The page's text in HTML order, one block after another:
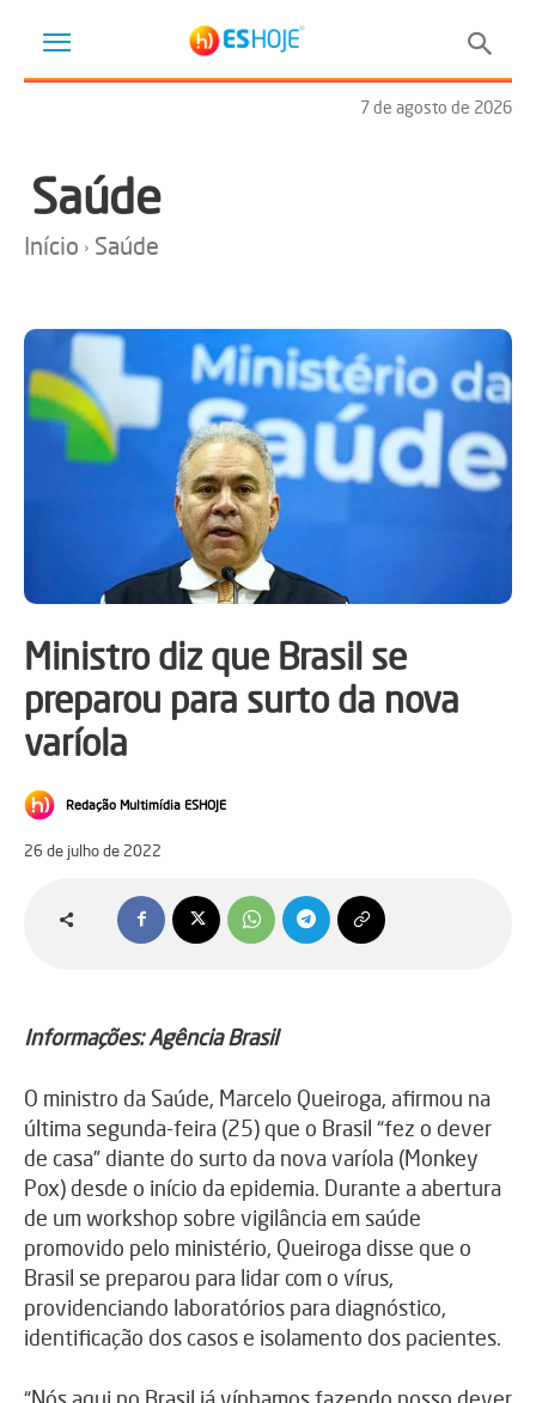
7 de agosto de 2026
Saúde
Início Saúde
Ministro diz que Brasil se
preparou para surto da nova
varíola
Redação Multimídia ESHOJE
26 de julho de 2022
Informações: Agência Brasil
O ministro da Saúde, Marcelo Queiroga, afirmou na
última segunda-feira (25) que o Brasil “fez o dever
de casa” diante do surto da nova varíola (Monkey
Pox) desde o início da epidemia. Durante a abertura
de um workshop sobre vigilância em saúde
promovido pelo ministério, Queiroga disse que o
Brasil se preparou para lidar com o vírus,
providenciando laboratórios para diagnóstico,
identificação dos casos e isolamento dos pacientes.